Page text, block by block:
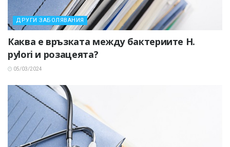
ДРУГИ ЗАБОЛЯВАНИЯ
Каква е връзката между бактериите H.
pylori и розацеята?
05/03/2024